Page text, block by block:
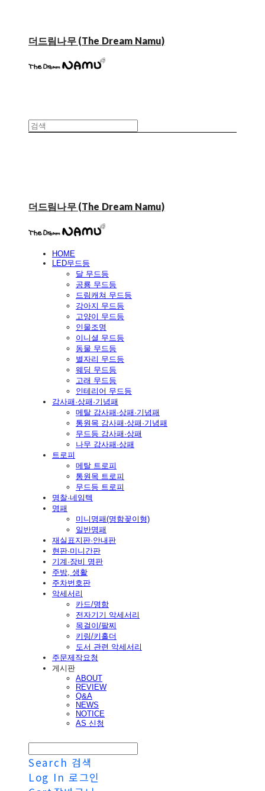
더드림나무 (The Dream Namu)
더드림나무 (The Dream Namu)
HOME
LED무드등
달 무드등
공룡 무드등
드림캐쳐 무드등
강아지 무드등
고양이 무드등
인물조명
이니셜 무드등
동물 무드등
별자리 무드등
웨딩 무드등
고래 무드등
인테리어 무드등
감사패·상패·기념패
메탈 감사패·상패·기념패
통원목 감사패·상패·기념패
무드등 감사패·상패
나무 감사패·상패
트로피
메탈 트로피
통원목 트로피
무드등 트로피
명찰·네임텍
명패
미니명패(명함꽂이형)
일반명패
재실표지판·안내판
현판·미니간판
기계·장비 명판
주방, 생활
주차번호판
악세서리
카드/명함
전자기기 악세서리
목걸이/팔찌
키링/키홀더
도서 관련 악세서리
주문제작요청
게시판
ABOUT
REVIEW
Q&A
NEWS
NOTICE
AS 신청
Search 검색
Log In 로그인